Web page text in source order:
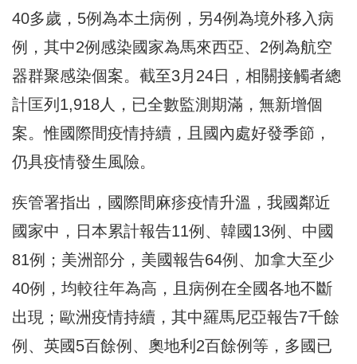
40多歲，5例為本土病例，另4例為境外移入病
例，其中2例感染國家為馬來西亞、2例為航空
器群聚感染個案。截至3月24日，相關接觸者總
計匡列1,918人，已全數監測期滿，無新增個
案。惟國際間疫情持續，且國內處好發季節，
仍具疫情發生風險。
疾管署指出，國際間麻疹疫情升溫，我國鄰近
國家中，日本累計報告11例、韓國13例、中國
81例；美洲部分，美國報告64例、加拿大至少
40例，均較往年為高，且病例在全國各地不斷
出現；歐洲疫情持續，其中羅馬尼亞報告7千餘
例、英國5百餘例、奧地利2百餘例等，多國已